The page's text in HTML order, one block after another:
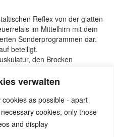
verwalten
as possible - apart
cookies, only those
and display
Reflex von der glatten
im Mittelhirn mit dem
Sonderprogrammen dar.
beteiligt.
den Brocken
dass es entweder in
auftritt.
Naturnah-Seminare und